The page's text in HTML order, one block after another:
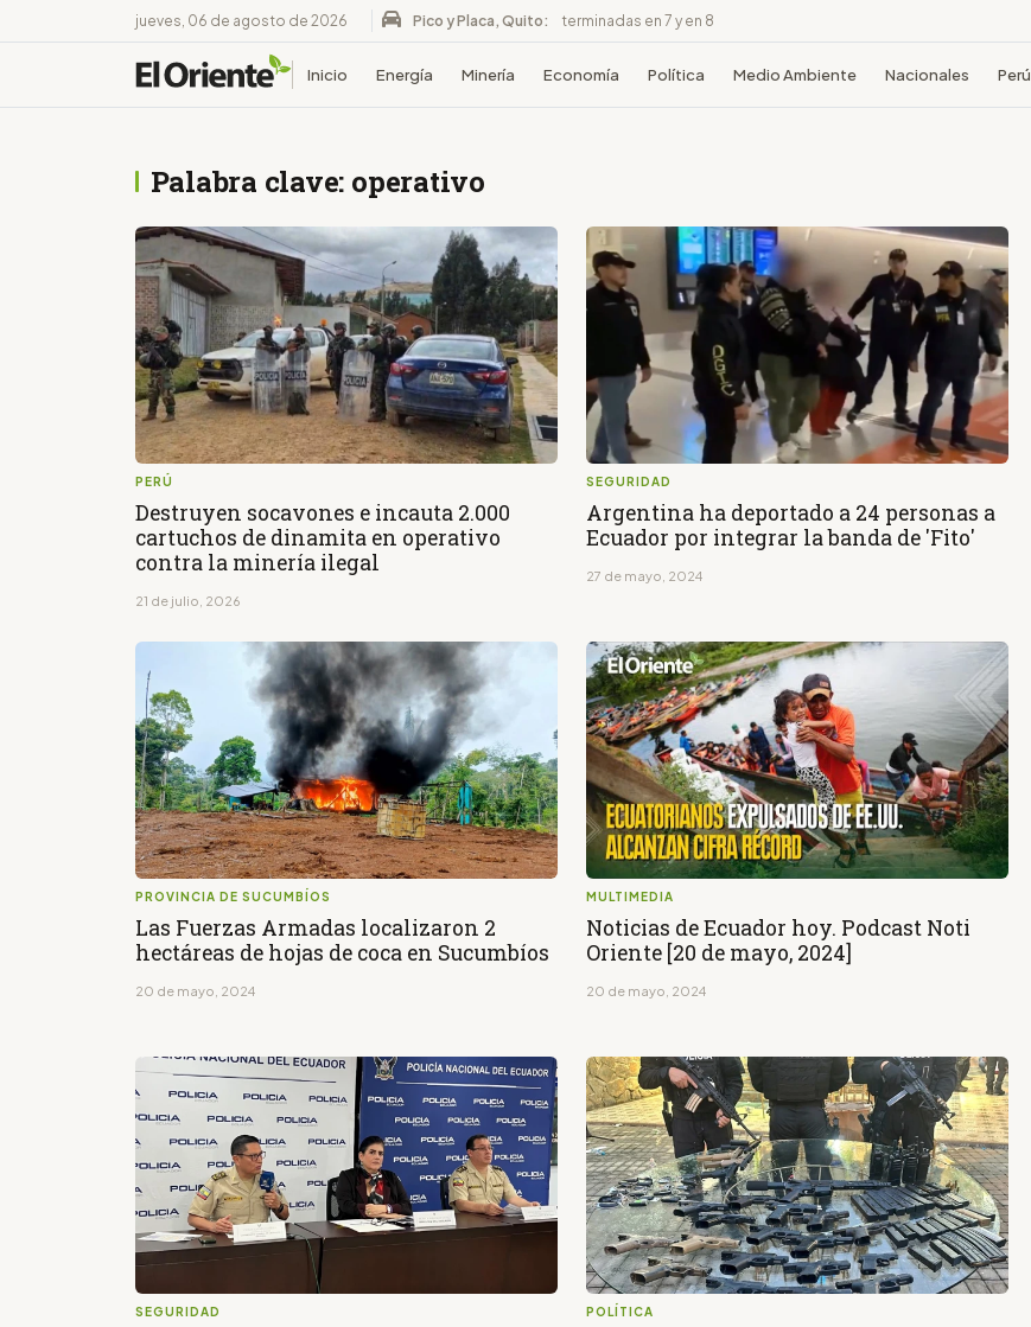
jueves, 06 de agosto de 2026 Pico y Placa, Quito: terminadas en 7 y en 8
Inicio Energía Minería Economía Política Medio Ambiente Nacionales Perú
Palabra clave: operativo
PERÚ
Destruyen socavones e incauta 2.000
cartuchos de dinamita en operativo
contra la minería ilegal
21 de julio, 2026
SEGURIDAD
Argentina ha deportado a 24 personas a
Ecuador por integrar la banda de 'Fito'
27 de mayo, 2024
PROVINCIA DE SUCUMBÍOS
Las Fuerzas Armadas localizaron 2
hectáreas de hojas de coca en Sucumbíos
20 de mayo, 2024
MULTIMEDIA
Noticias de Ecuador hoy. Podcast Noti
Oriente [20 de mayo, 2024]
20 de mayo, 2024
SEGURIDAD POLÍTICA